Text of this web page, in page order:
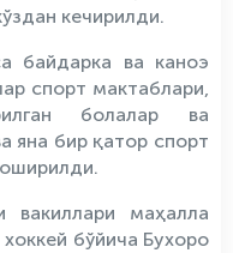
кечирилди.
байдарка ва каноэ
спорт мактаблари,
болалар ва
яна бир қатор спорт
вакиллари маҳалла
бўйича Бухоро